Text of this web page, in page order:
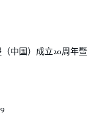
中国）成立20周年暨